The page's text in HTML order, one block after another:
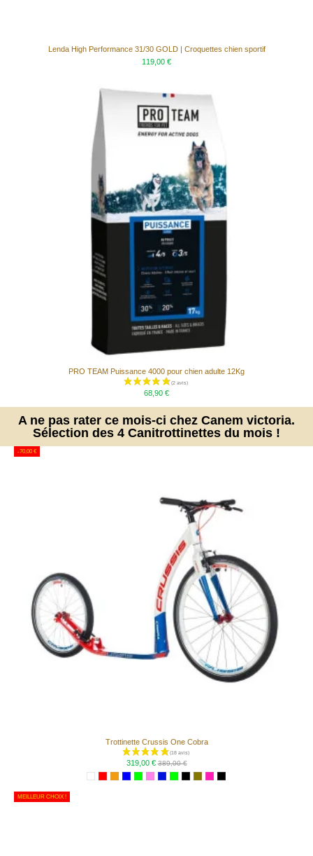
(6 avis)
Lenda High Performance 31/30 GOLD | Croquettes chien sportif
119,00 €
PRO TEAM Puissance 4000 pour chien adulte 12Kg
68,90 €
A ne pas rater ce mois-ci chez Canem victoria.
Sélection des 4 Canitrottinettes du mois !
-70,00 €
Trottinette Crussis One Cobra
319,00 €389,00 €
MEILLEUR CHOIX !